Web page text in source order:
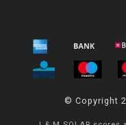
© Copyright